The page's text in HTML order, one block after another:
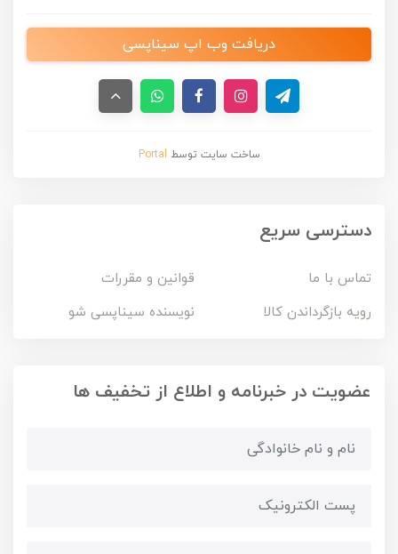
دریافت وب اپ سیناپسی
ساخت سایت توسط Portal
دسترسی سریع
تماس با ما
قوانین و مقررات
رویه بازگرداندن کالا
نویسنده سیناپسی شو
عضویت در خبرنامه و اطلاع از تخفیف ها